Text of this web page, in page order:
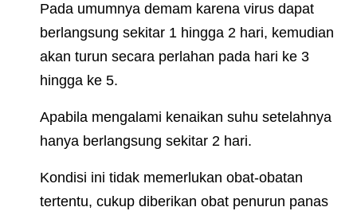
Pada umumnya demam karena virus dapat
berlangsung sekitar 1 hingga 2 hari, kemudian
akan turun secara perlahan pada hari ke 3
hingga ke 5.
Apabila mengalami kenaikan suhu setelahnya
hanya berlangsung sekitar 2 hari.
Kondisi ini tidak memerlukan obat-obatan
tertentu, cukup diberikan obat penurun panas